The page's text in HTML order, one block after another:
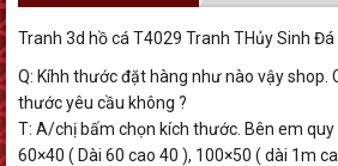
Tranh 3d hồ cá T4029 Tranh THủy Sinh Đá
Q: Kíhh thước đặt hàng như nào vậy shop.
thước yêu cầu không ?
T: A/chị bấm chọn kích thước. Bên em quy
60×40 ( Dài 60 cao 40 ), 100×50 ( dài 1m